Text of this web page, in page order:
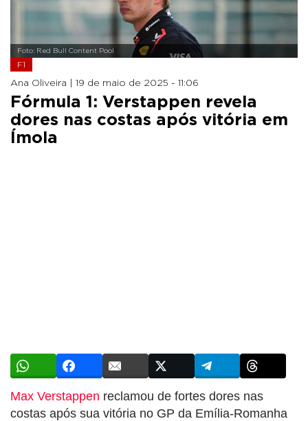
Foto: Red Bull Content Pool
F1
Ana Oliveira | 19 de maio de 2025 - 11:06
Fórmula 1: Verstappen revela
dores nas costas após vitória em
Ímola
Max Verstappen reclamou de fortes dores nas
costas após sua vitória no GP da Emília-Romanha